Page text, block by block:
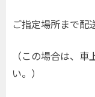
ご指定場所まで配
（この場合は、
い。）